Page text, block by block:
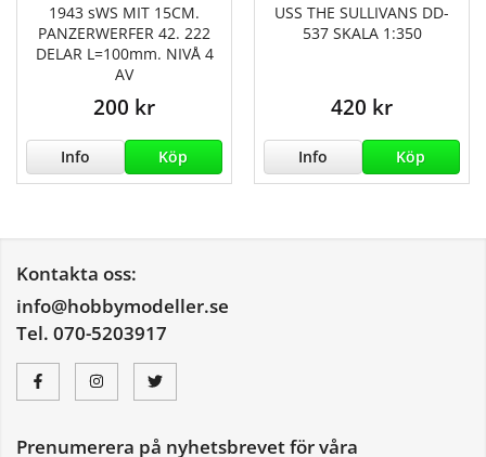
1943 sWS MIT 15CM.
PANZERWERFER 42. 222
DELAR L=100mm. NIVÅ 4
AV
200 kr
Info Köp
USS THE SULLIVANS DD-
537 SKALA 1:350
420 kr
Info Köp
Kontakta oss:
info@hobbymodeller.se
Tel. 070-5203917
Prenumerera på nyhetsbrevet för våra